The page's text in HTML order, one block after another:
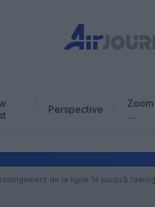
Perspective
…
Avis
de la ligne 14 jusqu’à